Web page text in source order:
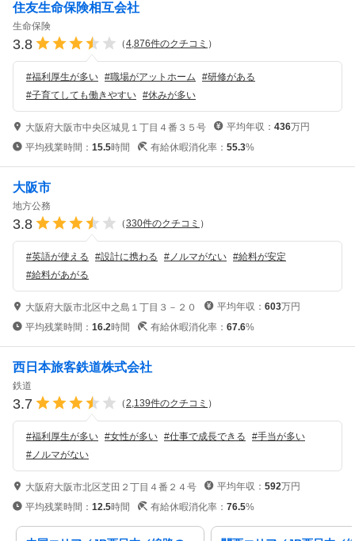
住友生命保険相互会社
生命保険
3.8 （4,876件のクチコミ ）
#福利厚生が多い #職場がアットホーム #研修がある
#子育てしても働きやすい #休みが多い
大阪府大阪市中央区城見１丁目４番３５号 平均年収： 436万円
平均残業時間： 15.5時間 有給休暇消化率： 55.3%
大阪市
地方公務
3.8 （330件のクチコミ ）
#英語が使える #設計に携わる #ノルマがない #給料が安定
#給料があがる
大阪府大阪市北区中之島１丁目３－２０ 平均年収： 603万円
平均残業時間： 16.2時間 有給休暇消化率： 67.6%
西日本旅客鉄道株式会社
鉄道
3.7 （2,139件のクチコミ ）
#福利厚生が多い #女性が多い #仕事で成長できる #手当が多い
#ノルマがない
大阪府大阪市北区芝田２丁目４番２４号 平均年収： 592万円
平均残業時間： 12.5時間 有給休暇消化率： 76.5%